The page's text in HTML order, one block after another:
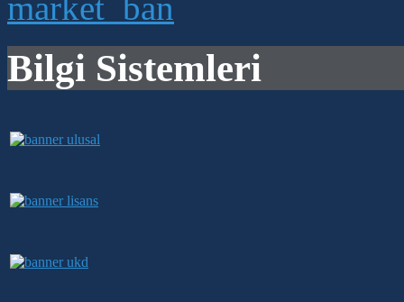
Bilgi Sistemleri